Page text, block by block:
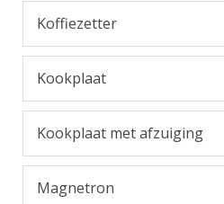
Koffiezetter
Kookplaat
Kookplaat met afzuiging
Magnetron